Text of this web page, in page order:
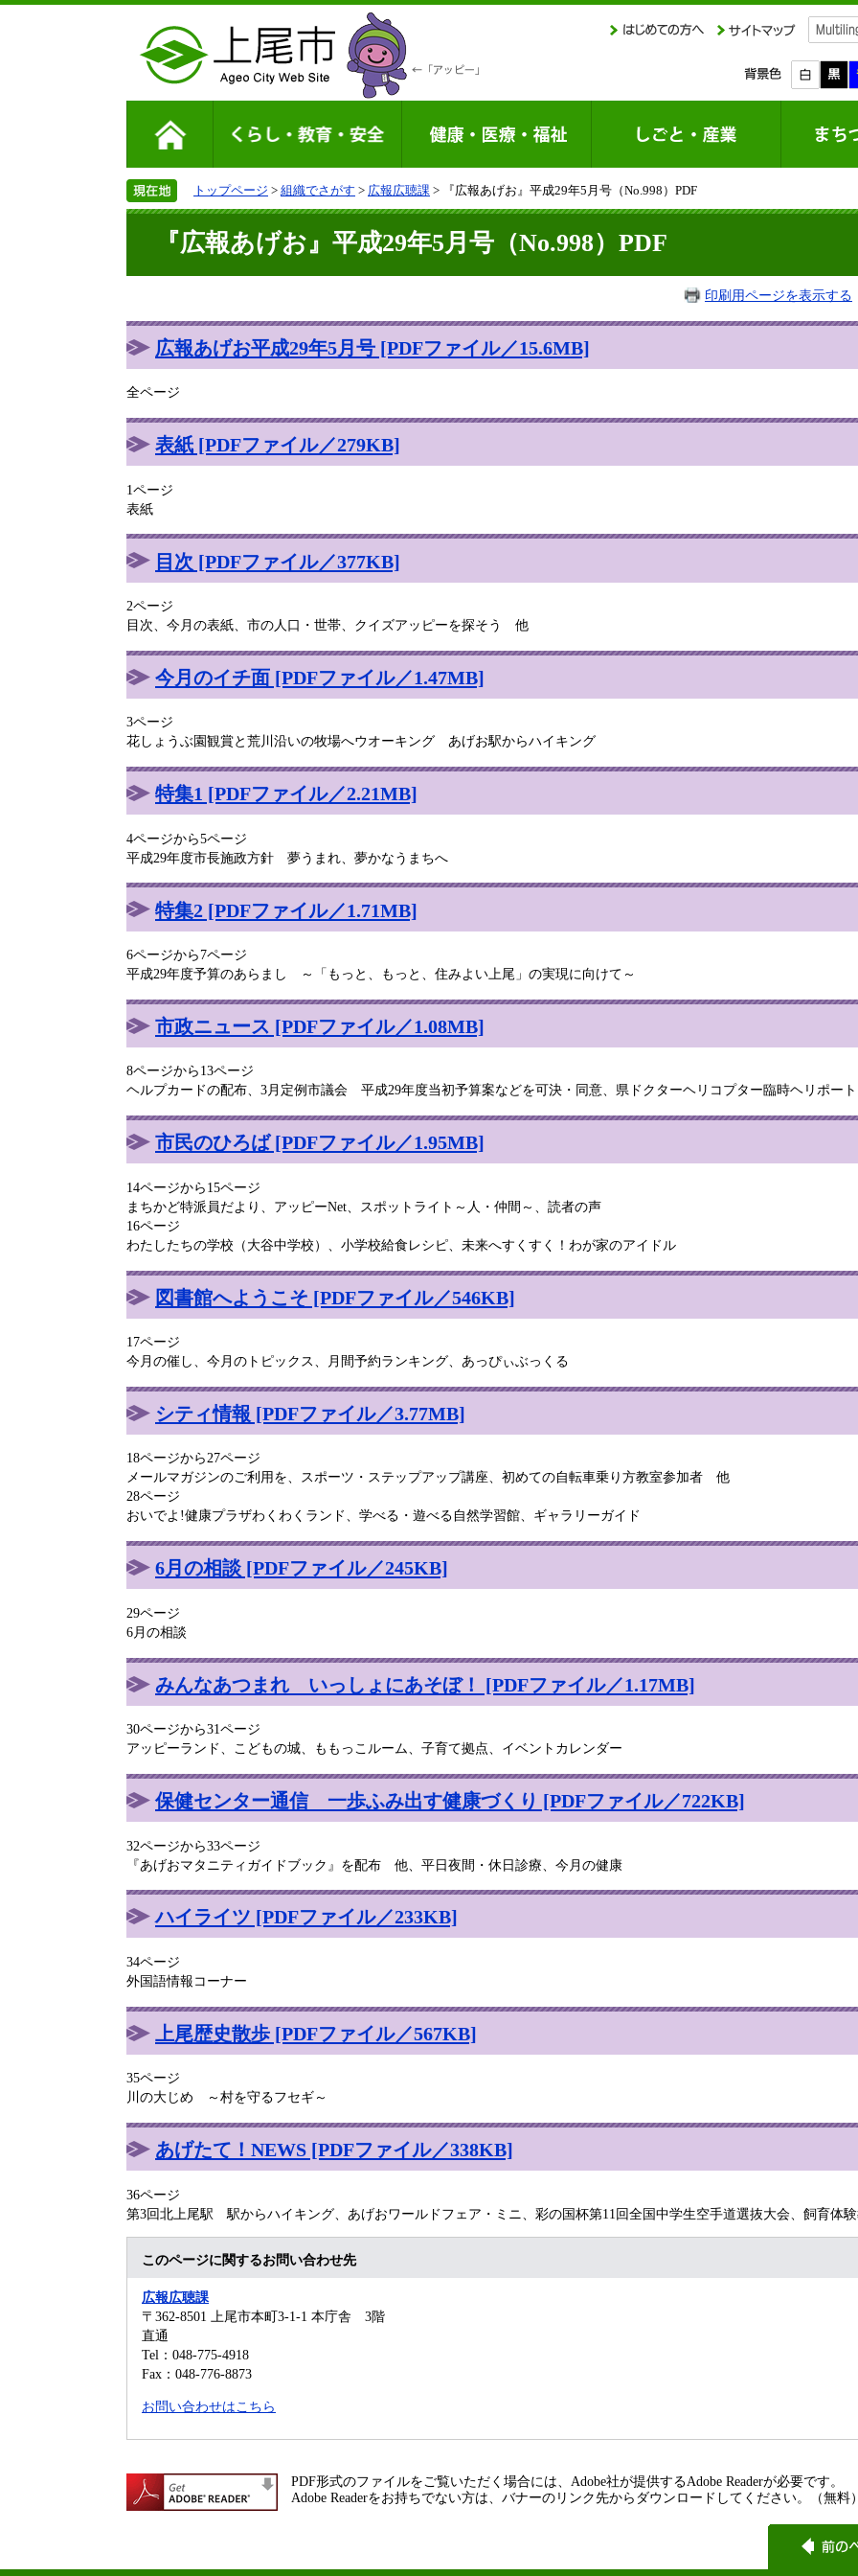
トップページ > 組織でさがす > 広報広聴課 > 『広報あげお』平成29年5月号（No.998）PDF
『広報あげお』平成29年5月号（No.998）PDF
印刷用ページを表示する
広報あげお平成29年5月号 [PDFファイル／15.6MB]
全ページ
表紙 [PDFファイル／279KB]
1ページ
表紙
目次 [PDFファイル／377KB]
2ページ
目次、今月の表紙、市の人口・世帯、クイズアッピーを探そう 他
今月のイチ面 [PDFファイル／1.47MB]
3ページ
花しょうぶ園観賞と荒川沿いの牧場へウオーキング あげお駅からハイキング
特集1 [PDFファイル／2.21MB]
4ページから5ページ
平成29年度市長施政方針 夢うまれ、夢かなうまちへ
特集2 [PDFファイル／1.71MB]
6ページから7ページ
平成29年度予算のあらまし ～「もっと、もっと、住みよい上尾」の実現に向けて～
市政ニュース [PDFファイル／1.08MB]
8ページから13ページ
ヘルプカードの配布、3月定例市議会 平成29年度当初予算案などを可決・同意、県ドクターヘリコプター臨時ヘリポー
市民のひろば [PDFファイル／1.95MB]
14ページから15ページ
まちかど特派員だより、アッピーNet、スポットライト～人・仲間～、読者の声
16ページ
わたしたちの学校（大谷中学校）、小学校給食レシピ、未来へすくすく！わが家のアイドル
図書館へようこそ [PDFファイル／546KB]
17ページ
今月の催し、今月のトピックス、月間予約ランキング、あっぴぃぶっくる
シティ情報 [PDFファイル／3.77MB]
18ページから27ページ
メールマガジンのご利用を、スポーツ・ステップアップ講座、初めての自転車乗り方教室参加者 他
28ページ
おいでよ!健康プラザわくわくランド、学べる・遊べる自然学習館、ギャラリーガイド
6月の相談 [PDFファイル／245KB]
29ページ
6月の相談
みんなあつまれ いっしょにあそぼ！ [PDFファイル／1.17MB]
30ページから31ページ
アッピーランド、こどもの城、ももっこルーム、子育て拠点、イベントカレンダー
保健センター通信 一歩ふみ出す健康づくり [PDFファイル／722KB]
32ページから33ページ
『あげおマタニティガイドブック』を配布 他、平日夜間・休日診療、今月の健康
ハイライツ [PDFファイル／233KB]
34ページ
外国語情報コーナー
上尾歴史散歩 [PDFファイル／567KB]
35ページ
川の大じめ ～村を守るフセギ～
あげたて！NEWS [PDFファイル／338KB]
36ページ
第3回北上尾駅 駅からハイキング、あげおワールドフェア・ミニ、彩の国杯第11回全国中学生空手道選抜大会、飼育体
このページに関するお問い合わせ先
広報広聴課
〒362-8501
上尾市本町3-1-1 本庁舎 3階
直通
Tel：048-775-4918
Fax：048-776-8873
お問い合わせはこちら
PDF形式のファイルをご覧いただく場合には、Adobe社が提供するAdobe Readerが必要です。
Adobe Readerをお持ちでない方は、バナーのリンク先からダウンロードしてください。（無料